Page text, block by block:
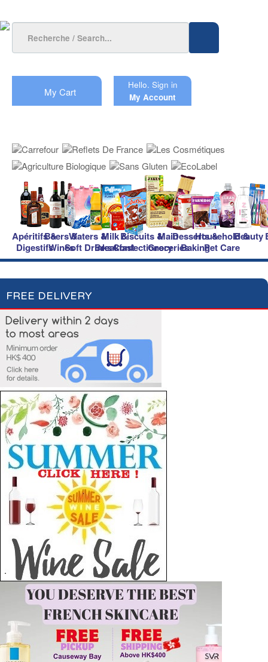
My Cart
Hello. Sign in
My Account
Apéritifs &
Digestifs
Beers &
Wines
Waters &
Soft Drinks
Milk &
Breakfast
Biscuits &
Confectionery
Main
Groceries
Desserts &
Baking
Household &
Pet Care
Beauty
FREE DELIVERY